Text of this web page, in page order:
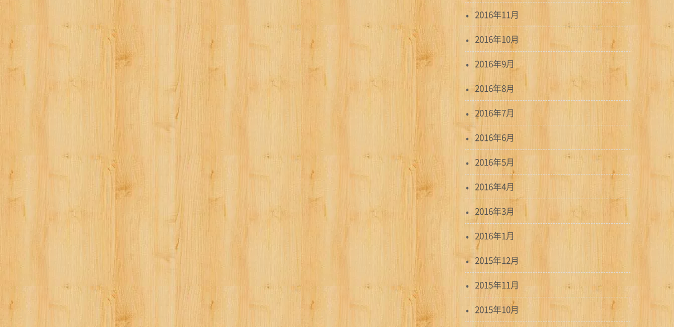
2016年11月
2016年10月
2016年9月
2016年8月
2016年7月
2016年6月
2016年5月
2016年4月
2016年3月
2016年1月
2015年12月
2015年11月
2015年10月